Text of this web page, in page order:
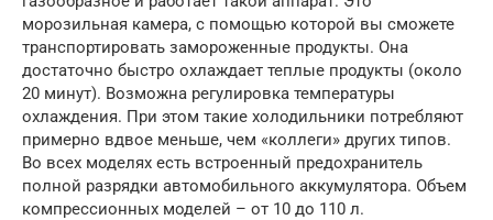
морозильная камера, с помощью которой вы сможете
транспортировать замороженные продукты. Она
достаточно быстро охлаждает теплые продукты (около
20 минут). Возможна регулировка температуры
охлаждения. При этом такие холодильники потребляют
примерно вдвое меньше, чем «коллеги» других типов.
Во всех моделях есть встроенный предохранитель
полной разрядки автомобильного аккумулятора. Объем
компрессионных моделей – от 10 до 110 л.